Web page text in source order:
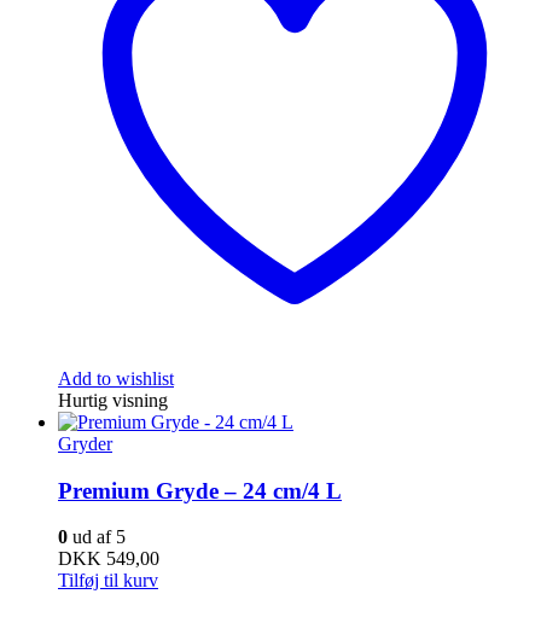
Add to wishlist
Hurtig visning
Gryder
Premium Gryde – 24 cm/4 L
0 ud af 5
DKK 549,00
Tilføj til kurv